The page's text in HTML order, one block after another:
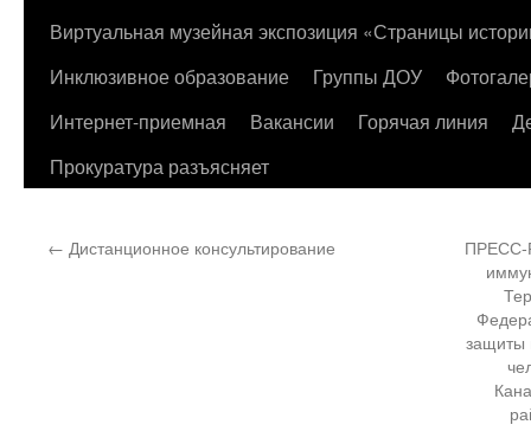
содержимому
Виртуальная музейная экспозиция «Страницы
Инклюзивное образование
Группы ДОУ
Интернет-приемная
Вакансии Горячая линия
Прокуратура разъясняет
← Дистанционное консультирование
ПРЕСС-
защиты